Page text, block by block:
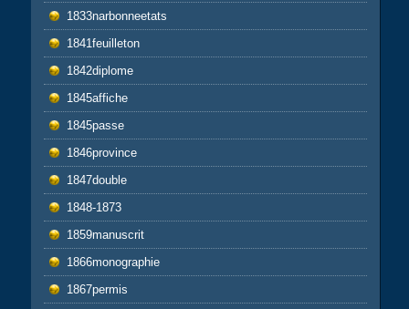
1833narbonneetats
1841feuilleton
1842diplome
1845affiche
1845passe
1846province
1847double
1848-1873
1859manuscrit
1866monographie
1867permis